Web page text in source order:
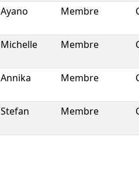
Ayano Membre
Michelle Membre
Annika Membre
Stefan Membre